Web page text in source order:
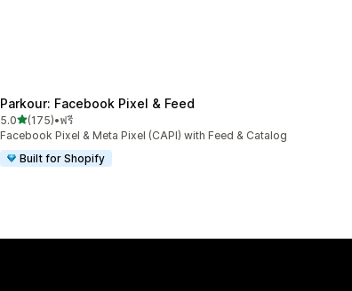
Parkour: Facebook Pixel & Feed
5.0เต็ม 5 ดาว
(175)
ทั้งหมด 175 รีวิว
•ฟรี
Facebook Pixel & Meta Pixel (CAPI) with Feed & Catalog
Built for Shopify